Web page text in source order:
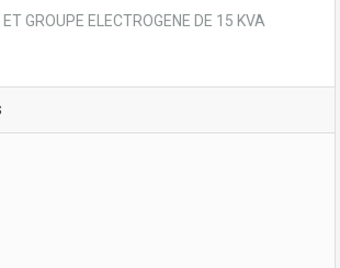
GROUPE ELECTROGENE DE 15 KVA